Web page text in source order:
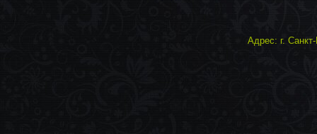
Адрес: г.